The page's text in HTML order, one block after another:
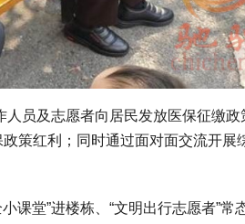
员及志愿者向居民发放医保征缴政
策红利；同时通过面对面交流开展
课堂”进楼栋、“文明出行志愿者”常